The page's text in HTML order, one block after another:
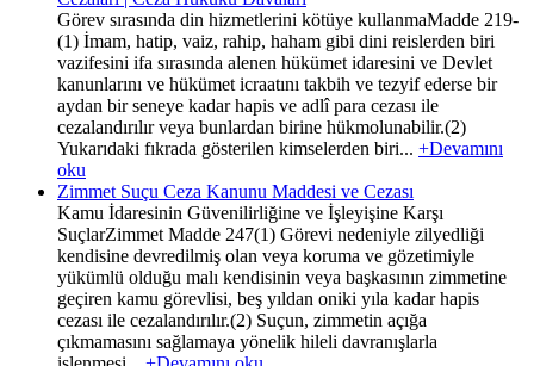
Görev sırasında din hizmetlerini kötüye kullanmaMadde 219-
(1) İmam, hatip, vaiz, rahip, haham gibi dini reislerden biri
vazifesini ifa sırasında alenen hükümet idaresini ve Devlet
kanunlarını ve hükümet icraatını takbih ve tezyif ederse bir
aydan bir seneye kadar hapis ve adlî para cezası ile
cezalandırılır veya bunlardan birine hükmolunabilir.(2)
Yukarıdaki fıkrada gösterilen kimselerden biri... +Devamını
oku
Zimmet Suçu Ceza Kanunu Maddesi ve Cezası
Kamu İdaresinin Güvenilirliğine ve İşleyişine Karşı
SuçlarZimmet Madde 247(1) Görevi nedeniyle zilyedliği
kendisine devredilmiş olan veya koruma ve gözetimiyle
yükümlü olduğu malı kendisinin veya başkasının zimmetine
geçiren kamu görevlisi, beş yıldan oniki yıla kadar hapis
cezası ile cezalandırılır.(2) Suçun, zimmetin açığa
çıkmamasını sağlamaya yönelik hileli davranışlarla